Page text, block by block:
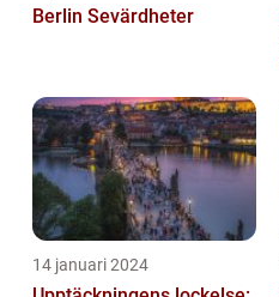
Berlin Sevärdheter
14 januari 2024